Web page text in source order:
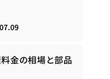
金の相場と部品